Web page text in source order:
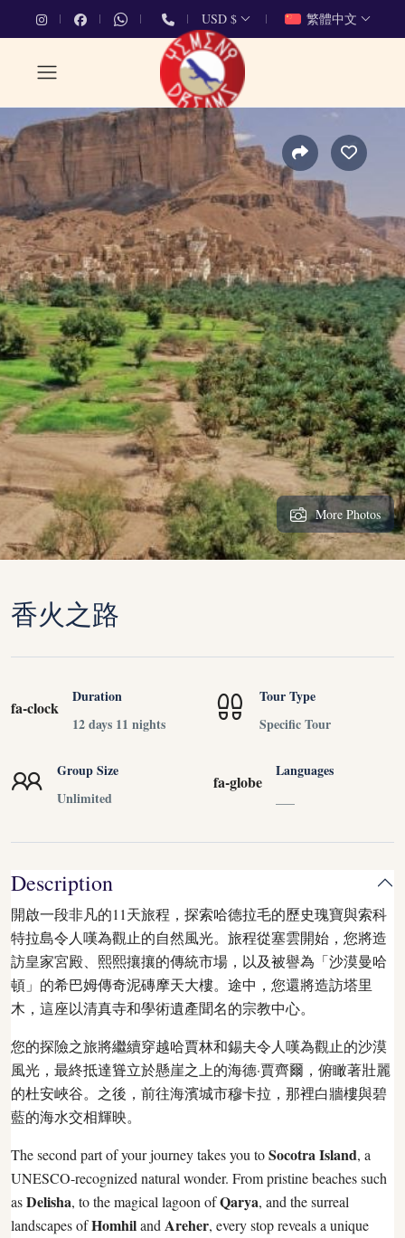
USD $ 繁體中文
More Photos
香火之路
fa-clock
Duration
12 days 11 nights
Tour Type
Specific Tour
Group Size
Unlimited
fa-globe
Languages
Description
開啟一段非凡的11天旅程，探索哈德拉毛的歷史瑰寶與索科
特拉島令人嘆為觀止的自然風光。旅程從塞雲開始，您將造
訪皇家宮殿、熙熙攘攘的傳統市場，以及被譽為「沙漠曼哈
頓」的希巴姆傳奇泥磚摩天大樓。途中，您還將造訪塔里
木，這座以清真寺和學術遺產聞名的宗教中心。
您的探險之旅將繼續穿越哈賈林和錫夫令人嘆為觀止的沙漠
風光，最終抵達聳立於懸崖之上的海德·賈齊爾，俯瞰著壯麗
的杜安峽谷。之後，前往海濱城市穆卡拉，那裡白牆樓與碧
藍的海水交相輝映。
The second part of your journey takes you toSocotra Island, a
UNESCO-recognized natural wonder. From pristine beaches such
asDelisha, to the magical lagoon ofQarya, and the surreal
landscapes ofHomhiland Areher, every stop reveals a unique